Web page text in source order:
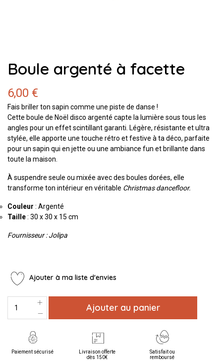
Boule argenté à facette
6,00 €
Fais briller ton sapin comme une piste de danse !
Cette boule de Noël disco argenté capte la lumière sous tous les
angles pour un effet scintillant garanti. Légère, résistante et ultra
stylée, elle apporte une touche rétro et festive à ta déco, parfaite
pour un sapin qui en jette ou une ambiance fun et brillante dans
toute la maison.
À suspendre seule ou mixée avec des boules dorées, elle
transforme ton intérieur en véritable Christmas dancefloor.
Couleur : Argenté
Taille: 30 x 30 x 15 cm
Fournisseur : Jolipa
Ajouter à ma liste d'envies
Ajouter au panier
Paiement sécurisé
Livraison offerte
dès 150€
Satisfait ou
remboursé